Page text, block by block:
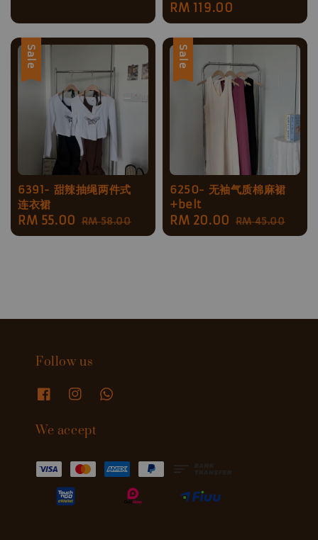
Regular
price
RM 119.00
Sale
6391- 甜辣抽绳两件式
连衣裙
Sale
price
RM 55.00 Regular
price
RM 58.00
Sale
6250- 无袖气质棉麻裙
+belt
Sale
price
RM 20.00 Regular
price
RM 45.00
Follow us
We accept